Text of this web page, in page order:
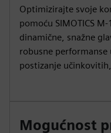
Optimizirajte svoje
pomoću SIMOTICS
dinamične, snažne
robusne
postizanje
Mogućnost